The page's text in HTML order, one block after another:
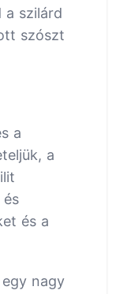
a szilárd
szószt
a
a
és a
nagy